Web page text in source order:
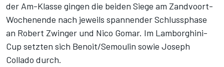
der Am-Klasse gingen die beiden Siege am Zandvoort-
Wochenende nach jeweils spannender Schlussphase
an Robert Zwinger und Nico Gomar. Im Lamborghini-
Cup setzten sich Benoit/Semoulin sowie Joseph
Collado durch.